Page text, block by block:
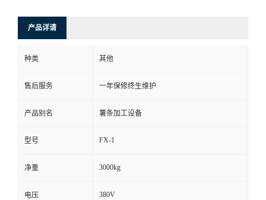
产品详请
种类 其他
售后服务 一年保修终生维护
产品别名 薯条加工设备
型号 FX-1
净重 3000kg
电压 380V